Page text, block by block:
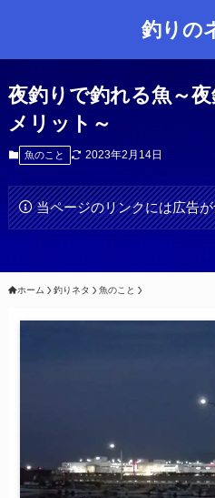
釣りの
夜釣りで釣れる魚～
メリット～
魚のこと 2023年2月14日
当ページのリンクには広告
ホーム 釣りネタ 魚のこと